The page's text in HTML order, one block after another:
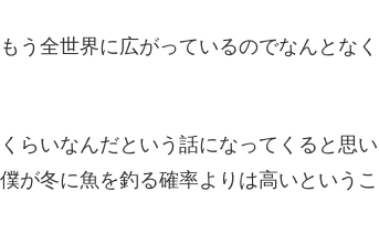
う全世界に広がっているのでなんとなく
らいなんだという話になってくると思い
が冬に魚を釣る確率よりは高いというこ